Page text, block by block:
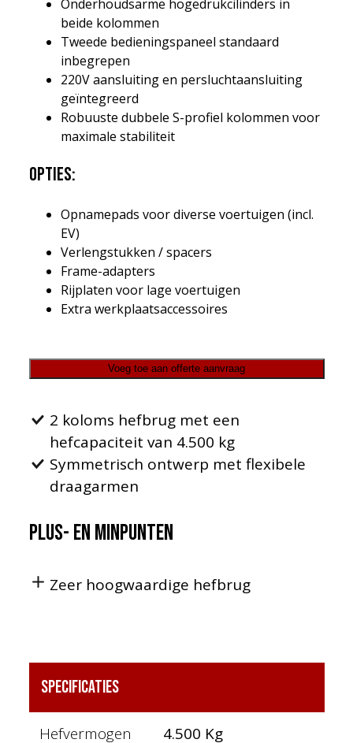
Onderhoudsarme hogedrukcilinders in
beide kolommen
Tweede bedieningspaneel standaard
inbegrepen
220V aansluiting en persluchtaansluiting
geïntegreerd
Robuuste dubbele S-profiel kolommen voor
maximale stabiliteit
Opties:
Opnamepads voor diverse voertuigen (incl.
EV)
Verlengstukken / spacers
Frame-adapters
Rijplaten voor lage voertuigen
Extra werkplaatsaccessoires
Voeg toe aan offerte aanvraag
2 koloms hefbrug met een
hefcapaciteit van 4.500 kg
Symmetrisch ontwerp met flexibele
draagarmen
Plus- en minpunten
Zeer hoogwaardige hefbrug
Specificaties
Hefvermogen 4.500 Kg